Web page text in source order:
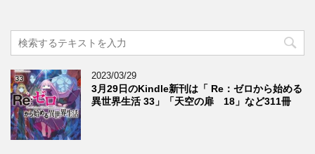
2023/03/29
3月29日のKindle新刊は「 Re：ゼロから始める
異世界生活 33」「天空の扉 18」など311冊